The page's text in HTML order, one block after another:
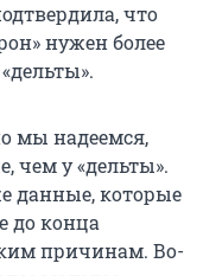
что
нужен более
мы надеемся,
чем у «дельты».
данные, которые
до конца
причинам. Во-